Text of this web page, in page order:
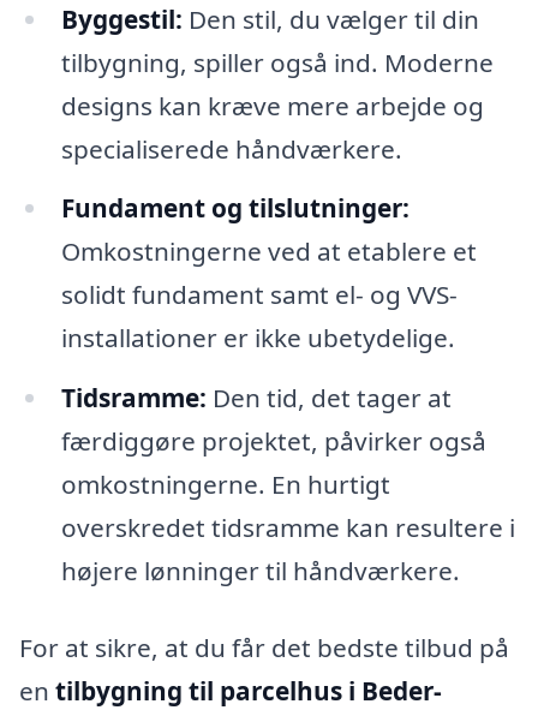
Byggestil: Den stil, du vælger til din
tilbygning, spiller også ind. Moderne
designs kan kræve mere arbejde og
specialiserede håndværkere.
Fundament og tilslutninger:
Omkostningerne ved at etablere et
solidt fundament samt el- og VVS-
installationer er ikke ubetydelige.
Tidsramme: Den tid, det tager at
færdiggøre projektet, påvirker også
omkostningerne. En hurtigt
overskredet tidsramme kan resultere i
højere lønninger til håndværkere.
For at sikre, at du får det bedste tilbud på
en tilbygning til parcelhus i Beder-